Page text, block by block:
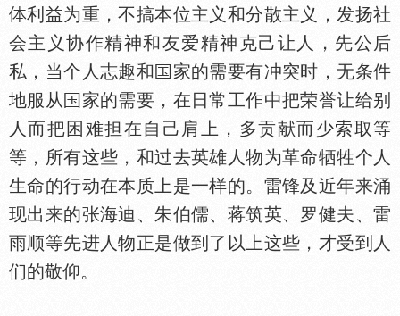
利益为重，不搞本位主义和分散主义，发扬社
会主义协作精神和友爱精神克己让人，先公后
私，当个人志趣和
家的需要有冲突时，无条件
地服从
家的需要，在日常工作中把荣誉让给别
人而把困难担在自己肩上，多贡献而少索取等
等，所有这些，和过去英雄人物为革命牺牲个人
生命的行动在本质上是一样的。雷锋及近年来涌
现出来的张海迪、朱伯儒、蒋筑英、罗健夫、雷
雨顺等先进人物正是做到了以上这些，才受到人
们的敬仰。